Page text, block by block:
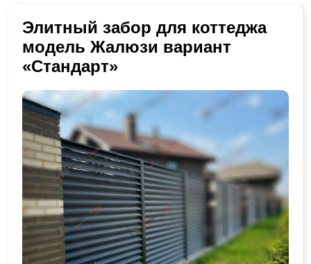
Элитный забор для коттеджа
модель Жалюзи вариант
«Стандарт»